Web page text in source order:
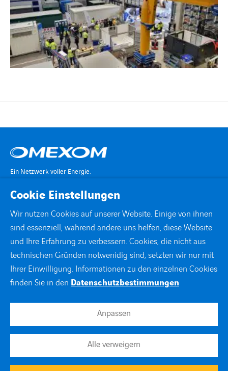
Ein Netzwerk voller Energie.
KONTAKT
DOWNLOADS
Cookies
Cookie Einstellungen
Wir nutzen Cookies auf unserer Website. Einige von ihnen
sind essenziell, während andere uns helfen, diese Website
und Ihre Erfahrung zu verbessern. Cookies, die nicht aus
technischen Gründen notwenidig sind, setzten wir nur mit
Ihrer Einwilligung. Informationen zu den einzelnen Cookies
finden Sie in den Datenschutzbestimmungen
Anpassen
Alle verweigern